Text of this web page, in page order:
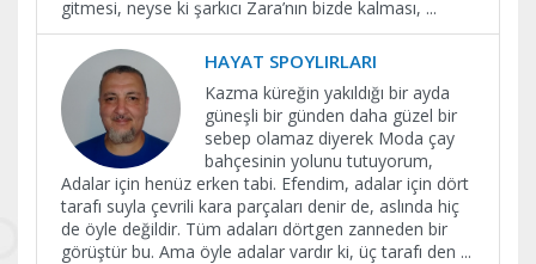
gitmesi, neyse ki şarkıcı Zara’nın bizde kalması, ...
HAYAT SPOYLIRLARI
Kazma küreğin yakıldığı bir ayda
güneşli bir günden daha güzel bir
sebep olamaz diyerek Moda çay
bahçesinin yolunu tutuyorum,
Adalar için henüz erken tabi. Efendim, adalar için dört
tarafı suyla çevrili kara parçaları denir de, aslında hiç
de öyle değildir. Tüm adaları dörtgen zanneden bir
görüştür bu. Ama öyle adalar vardır ki, üç tarafı den ...